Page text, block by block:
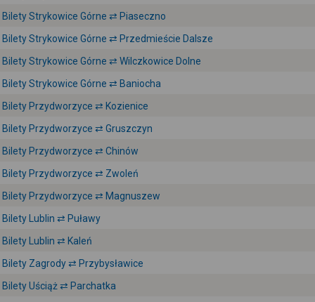
Bilety Strykowice Górne ⇄ Piaseczno
Bilety Strykowice Górne ⇄ Przedmieście Dalsze
Bilety Strykowice Górne ⇄ Wilczkowice Dolne
Bilety Strykowice Górne ⇄ Baniocha
Bilety Przydworzyce ⇄ Kozienice
Bilety Przydworzyce ⇄ Gruszczyn
Bilety Przydworzyce ⇄ Chinów
Bilety Przydworzyce ⇄ Zwoleń
Bilety Przydworzyce ⇄ Magnuszew
Bilety Lublin ⇄ Puławy
Bilety Lublin ⇄ Kaleń
Bilety Zagrody ⇄ Przybysławice
Bilety Uściąż ⇄ Parchatka